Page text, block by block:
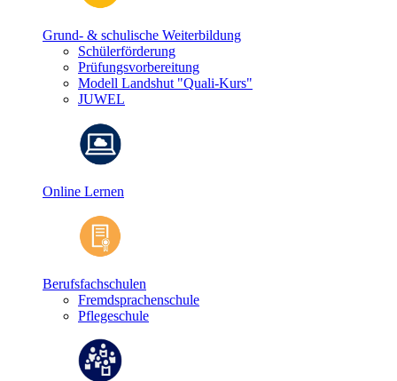
Grund- & schulische Weiterbildung
Schülerförderung
Prüfungsvorbereitung
Modell Landshut "Quali-Kurs"
JUWEL
Online Lernen
Berufsfachschulen
Fremdsprachenschule
Pflegeschule